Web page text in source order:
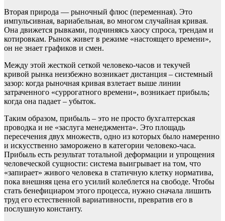
Вторая природа — рыночный флюс (переменная). Это
импульсивная, вариабельная, во многом случайная кривая.
Она движется рывками, подчиняясь хаосу спроса, трендам и
котировкам. Рынок живет в режиме «настоящего времени»,
он не знает графиков и смен.
Между этой жесткой сеткой человеко-часов и текучей
кривой рынка неизбежно возникает дистанция – системный
зазор: когда рыночная кривая взлетает выше линии
затраченного «суррогатного времени», возникает прибыль;
когда она падает – убыток.
Таким образом, прибыль – это не просто бухгалтерская
проводка и не «заслуга менеджмента». Это площадь
пересечения двух множеств, одно из которых было намеренно
и искусственно заморожено в категории человеко-часа.
Прибыль есть результат тотальной деформации и упрощения
человеческой сущности: система выигрывает на том, что
«запирает» живого человека в статичную клетку норматива,
пока внешняя цена его усилий колеблется на свободе. Чтобы
стать бенефициаром этого процесса, нужно сначала лишить
труд его естественной вариативности, превратив его в
послушную константу.